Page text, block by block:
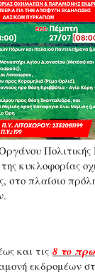
κυκλοφορίας
στο πλαίσιο
και τις 8 το
εκδρομέων